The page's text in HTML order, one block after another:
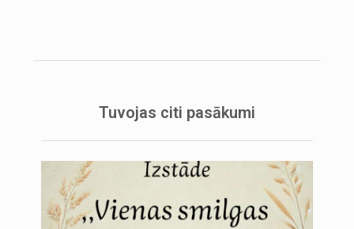
Tuvojas citi pasākumi